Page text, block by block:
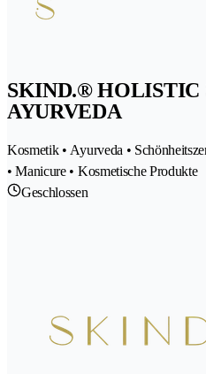
SKIND.® HOLISTIC
AYURVEDA
Kosmetik • Ayurveda •
• Manicure • Kosmetische Produkte
Geschlossen